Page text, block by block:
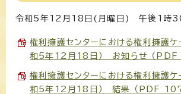
令和5年12月18日(月曜日) 午後1時
権利擁護センターにおける権利擁護ケ
和5年12月18日） お知らせ （
権利擁護センターにおける権利擁護ケ
和5年12月18日） 結果 （PDF